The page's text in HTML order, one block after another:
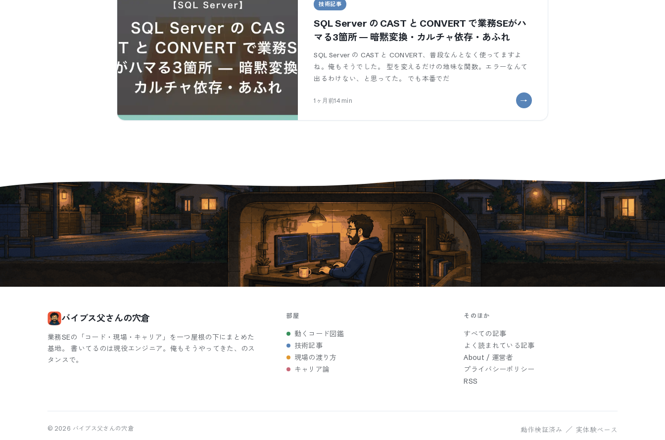
技術記事
SQL Server の CAST と CONVERT で業務SEがハ
マる3箇所 — 暗黙変換・カルチャ依存・あふれ
SQL Server の CAST と CONVERT、普段なんとなく使ってますよ
ね。俺もそうでした。 型を変えるだけの地味な関数。エラーなんて
出るわけない、と思ってた。 でも本番でだ
1ヶ月前14min
バイブス父さんの穴倉
業務SEの「コード・現場・キャリア」を一つ屋根の下にまとめた
基地。 書いてるのは現役エンジニア。俺もそうやってきた、のス
タンスで。
部屋
動くコード図鑑
技術記事
現場の渡り方
キャリア論
そのほか
すべての記事
よく読まれている記事
About / 運営者
プライバシーポリシー
RSS
© 2026 バイブス父さんの穴倉 動作検証済み ／ 実体験ベース